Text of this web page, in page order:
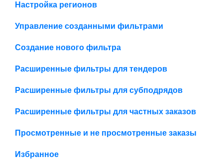
Настройка регионов
Управление созданными фильтрами
Создание нового фильтра
Расширенные фильтры для тендеров
Расширенные фильтры для субподрядов
Расширенные фильтры для частных заказов
Просмотренные и не просмотренные заказы
Избранное